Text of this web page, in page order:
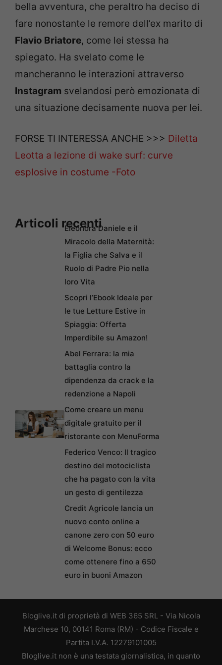
bella avventura, che peraltro ha deciso di
fare nonostante le remore dell’ex marito di
Flavio Briatore, come lei stessa ha
spiegato. Ha svelato come le
mancheranno le interazioni attraverso
Instagram svelandosi però emozionata di
una situazione decisamente nuova per lei.
FORSE TI INTERESSA ANCHE >>> Diletta
Leotta a lezione di wake surf: curve
esplosive in costume -Foto
Articoli recentiEleonora Daniele e il
Miracolo della Maternità:
la Figlia che Salva e il
Ruolo di Padre Pio nella
loro Vita
Scopri l’Ebook Ideale per
le tue Letture Estive in
Spiaggia: Offerta
Imperdibile su Amazon!
Abel Ferrara: la mia
battaglia contro la
dipendenza da crack e la
redenzione a Napoli
Come creare un menu
digitale gratuito per il
ristorante con MenuForma
Federico Venco: Il tragico
destino del motociclista
che ha pagato con la vita
un gesto di gentilezza
Credit Agricole lancia un
nuovo conto online a
canone zero con 50 euro
di Welcome Bonus: ecco
come ottenere fino a 650
euro in buoni Amazon
Bloglive.it di proprietà di WEB 365 SRL - Via Nicola
Marchese 10, 00141 Roma (RM) - Codice Fiscale e
Partita I.V.A. 12279101005
Bloglive.it non è una testata giornalistica, in quanto